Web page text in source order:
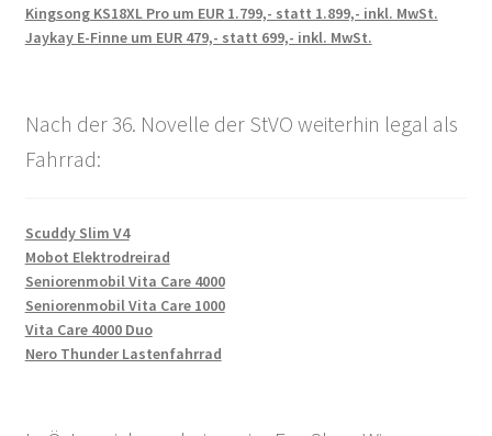
Kingsong KS18XL Pro um EUR 1.799,- statt 1.899,- inkl. MwSt.
Jaykay E-Finne um EUR 479,- statt 699,- inkl. MwSt.
Nach der 36. Novelle der StVO weiterhin legal als
Fahrrad:
Scuddy Slim V4
Mobot Elektrodreirad
Seniorenmobil Vita Care 4000
Seniorenmobil Vita Care 1000
Vita Care 4000 Duo
Nero Thunder Lastenfahrrad